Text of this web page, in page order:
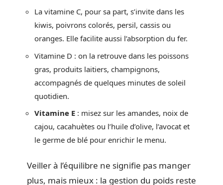
La vitamine C, pour sa part, s’invite dans les
kiwis, poivrons colorés, persil, cassis ou
oranges. Elle facilite aussi l’absorption du fer.
Vitamine D : on la retrouve dans les poissons
gras, produits laitiers, champignons,
accompagnés de quelques minutes de soleil
quotidien.
Vitamine E : misez sur les amandes, noix de
cajou, cacahuètes ou l’huile d’olive, l’avocat et
le germe de blé pour enrichir le menu.
Veiller à l’équilibre ne signifie pas manger
plus, mais mieux : la gestion du poids reste